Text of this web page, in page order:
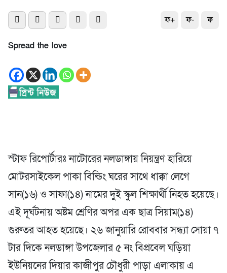
ফ+ ফ- ফ
Spread the love
স্টাফ রিপোর্টারঃ নাটোরের নলডাঙ্গায় নিয়ন্ত্রণ হারিয়ে
মোটরসাইকেল পাকা বিল্ডিং ঘরের সাথে ধাক্কা লেগে
সান(১৬) ও সাফা(১৪) নামের দুই স্কুল শিক্ষার্থী নিহত হয়েছে।
এই দূর্ঘটনায় অষ্টম শ্রেণির অপর এক ছাত্র সিয়াম(১৪)
গুরুতর আহত হয়েছে। ২৬ জানুয়ারি রোববার সন্ধ্যা সোয়া ৭
টার দিকে নলডাঙ্গা উপজেলার ৫ নং বিপ্রবেল ঘড়িয়া
ইউনিয়নের দিয়ার কাজীপুর চৌধুরী পাড়া এলাকায় এ